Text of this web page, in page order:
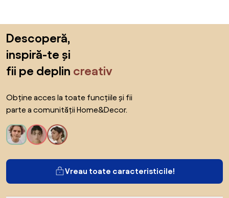
Descoperă,
inspiră-te și
fii pe deplin creativ
Obține acces la toate funcțiile și fii
parte a comunității Home&Decor.
Vreau toate caracteristicile!